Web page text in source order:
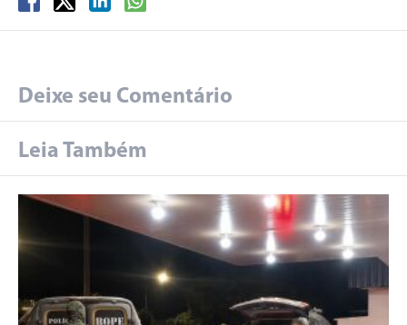
Deixe seu Comentário
Leia Também